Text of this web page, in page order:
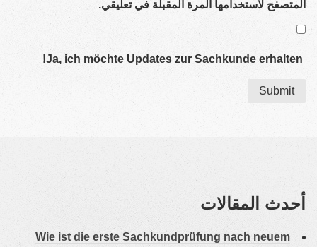
المتصفح لاستخدامها المرة المقبلة في تعليقي.
أحدث المقالات
Wie ist die ers­te Sach­kund­prü­fung nach neu­em